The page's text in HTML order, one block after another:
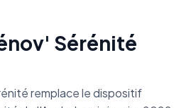
Sérénité
remplace le dispositif